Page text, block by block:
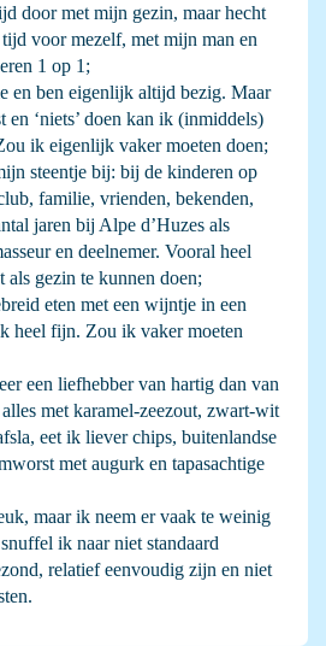
door met mijn gezin, maar hecht
voor mezelf, met mijn man en
1 op 1;
en ben eigenlijk altijd bezig. Maar
en ‘niets’ doen kan ik (inmiddels)
ik eigenlijk vaker moeten doen;
steentje bij: bij de kinderen op
familie, vrienden, bekenden,
jaren bij Alpe d’Huzes als
en deelnemer. Vooral heel
als gezin te kunnen doen;
eten met een wijntje in een
heel fijn. Zou ik vaker moeten
een liefhebber van hartig dan van
met karamel-zeezout, zwart-wit
eet ik liever chips, buitenlandse
met augurk en tapasachtige
maar ik neem er vaak te weinig
ik naar niet standaard
relatief eenvoudig zijn en niet